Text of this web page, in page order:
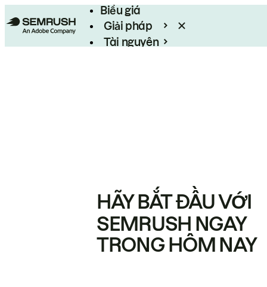
Biểu giá
Giải pháp
Tài nguyên
HÃY BẮT ĐẦU VỚI
SEMRUSH NGAY
TRONG HÔM NAY